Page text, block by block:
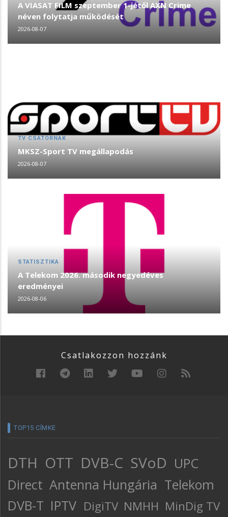
A VIASAT FILM szeptember 1-jétől AXN Crime
néven folytatja működését
2026-08-07
TV CSATORNÁK
MKSZ-Sport TV megállapodás
2026-08-07
STATISZTIKA
A Telekom 2026. második negyedéves
eredményei
2026-08-06
Csatlakozzon hozzánk
TOP15 CÍMKE
DTH OTT DVB-C SVoD UPC
Direct Antenna Hungária Telekom
DVB-T IPTV DigiTV NMHH MinDig TV